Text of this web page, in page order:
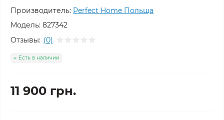
Производитель: Perfect Home Польща
Модель: 827342
Отзывы: (0)
Есть в наличии
11 900 грн.